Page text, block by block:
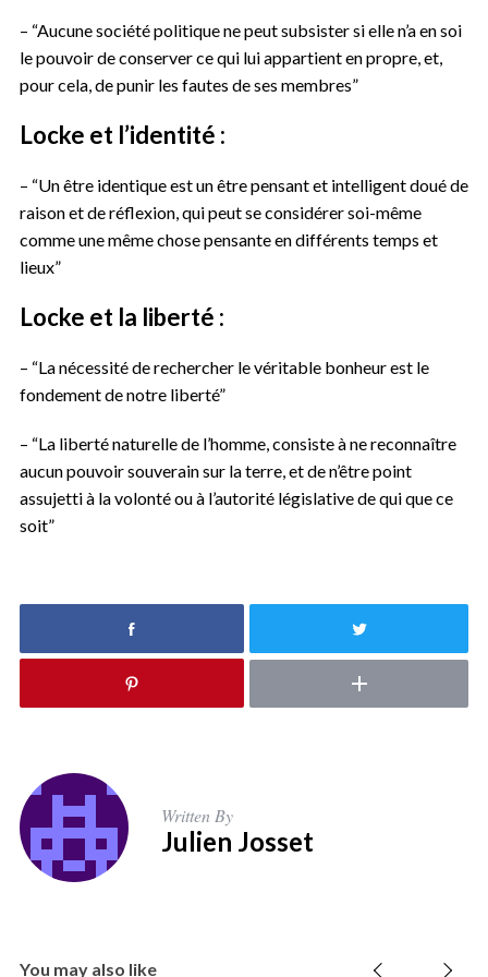
– “Aucune société politique ne peut subsister si elle n’a en soi
le pouvoir de conserver ce qui lui appartient en propre, et,
pour cela, de punir les fautes de ses membres”
Locke et l’identité :
– “Un être identique est un être pensant et intelligent doué de
raison et de réflexion, qui peut se considérer soi-même
comme une même chose pensante en différents temps et
lieux”
Locke et la liberté :
– “La nécessité de rechercher le véritable bonheur est le
fondement de notre liberté”
– “La liberté naturelle de l’homme, consiste à ne reconnaître
aucun pouvoir sou­ve­rain sur la terre, et de n’être point
assujetti à la volonté ou à l’autorité législative de qui que ce
soit”
Written By
Julien Josset
You may also like